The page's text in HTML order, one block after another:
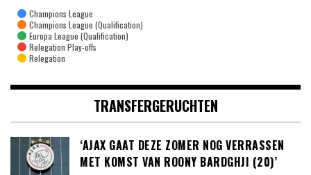
Champions League
Champions League (Qualification)
Europa League (Qualification)
Relegation Play-offs
Relegation
TRANSFERGERUCHTEN
‘AJAX GAAT DEZE ZOMER NOG VERRASSEN
MET KOMST VAN ROONY BARDGHJI (20)’